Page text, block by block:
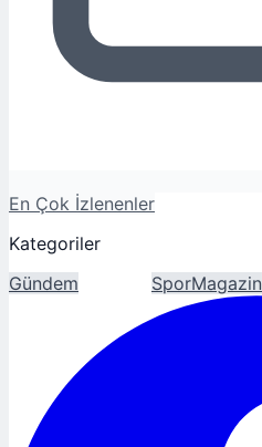
En Çok İzlenenler
Kategoriler
Gündem
SporMagazin